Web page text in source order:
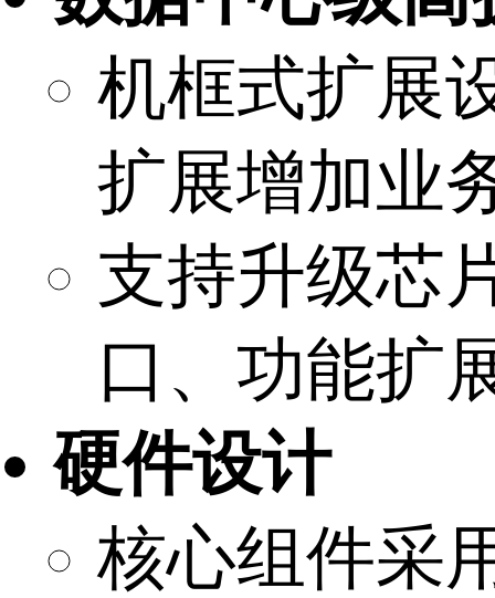
机框式扩展
扩展增加业
支持升级芯
口、功能扩
硬件设计
核心组件采